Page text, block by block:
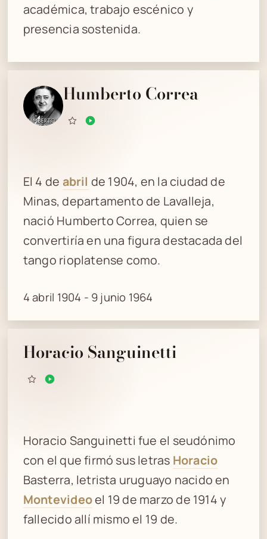
académica, trabajo escénico y
presencia sostenida.
Humberto Correa
El 4 de abril de 1904, en la ciudad de
Minas, departamento de Lavalleja,
nació Humberto Correa, quien se
convertiría en una figura destacada del
tango rioplatense como.
4 abril 1904 - 9 junio 1964
Horacio Sanguinetti
Horacio Sanguinetti fue el seudónimo
con el que firmó sus letras Horacio
Basterra, letrista uruguayo nacido en
Montevideoel 19 de marzo de 1914 y
fallecido allí mismo el 19 de.